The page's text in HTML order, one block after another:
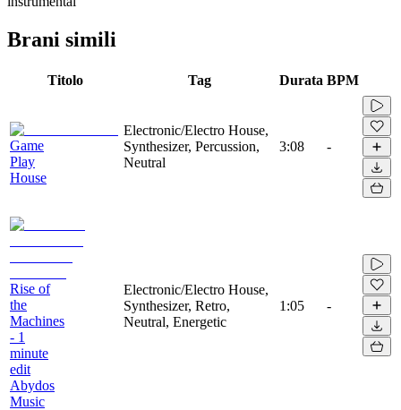
Brani simili
Titolo Tag Durata BPM
Game
Play
House
Electronic/Electro House,
Synthesizer, Percussion,
Neutral
3:08 -
Rise of
the
Machines
- 1
minute
edit
Abydos
Music
Electronic/Electro House,
Synthesizer, Retro,
Neutral, Energetic
1:05 -